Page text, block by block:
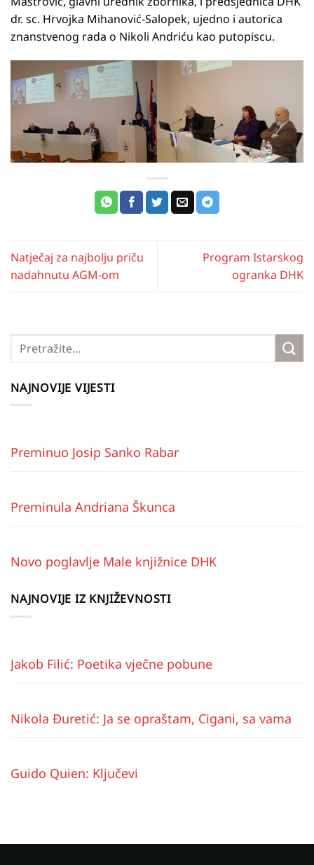
dr. sc. Hrvojka Mihanović-Salopek, ujedno i autorica
znanstvenog rada o Nikoli Andriću kao putopiscu.
Natječaj za najbolju priču
nadahnutu AGM-om
Program Istarskog
ogranka DHK
NAJNOVIJE VIJESTI
Preminuo Josip Sanko Rabar
Preminula Andriana Škunca
Novo poglavlje Male knjižnice DHK
NAJNOVIJE IZ KNJIŽEVNOSTI
Jakob Filić: Poetika vječne pobune
Nikola Đuretić: Ja se opraštam, Cigani, sa vama
Guido Quien: Ključevi